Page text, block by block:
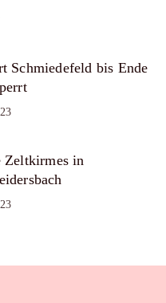
Schmiedefeld bis Ende
Zeltkirmes in